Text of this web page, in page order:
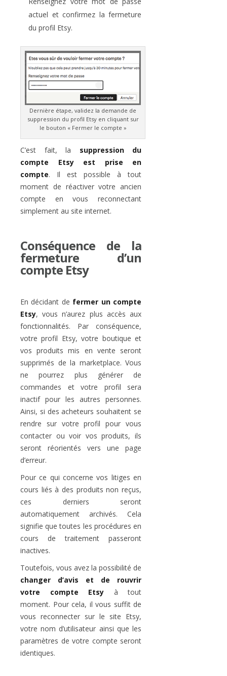
actuel et confirmez la fermeture
du profil Etsy.
Dernière étape, validez la demande de
suppression du profil Etsy en cliquant sur
le bouton « Fermer le compte »
C’est fait, la suppression du
compte Etsy est prise en
compte. Il est possible à tout
moment de réactiver votre ancien
compte en vous reconnectant
simplement au site internet.
Conséquence de la
fermeture d’un
compte Etsy
En décidant de fermer un compte
Etsy, vous n’aurez plus accès aux
fonctionnalités. Par conséquence,
votre profil Etsy, votre boutique et
vos produits mis en vente seront
supprimés de la marketplace. Vous
ne pourrez plus générer de
commandes et votre profil sera
inactif pour les autres personnes.
Ainsi, si des acheteurs souhaitent se
rendre sur votre profil pour vous
contacter ou voir vos produits, ils
seront réorientés vers une page
d’erreur.
Pour ce qui concerne vos litiges en
cours liés à des produits non reçus,
ces derniers seront
automatiquement archivés. Cela
signifie que toutes les procédures en
cours de traitement passeront
inactives.
Toutefois, vous avez la possibilité de
changer d’avis et de rouvrir
votre compte Etsy à tout
moment. Pour cela, il vous suffit de
vous reconnecter sur le site Etsy,
votre nom d’utilisateur ainsi que les
paramètres de votre compte seront
identiques.